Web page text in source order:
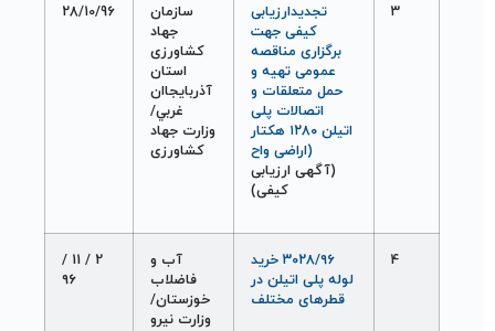
3
تجديدارزيابی
کيفی جهت
برگزاری مناقصه
عمومی تهيه و
حمل متعلقات و
اتصالات پلی
اتيلن ۱۲۸۰ هکتار
(اراضی واح
(آگهی ارزيابی
کيفی)
سازمان
جهاد
کشاورزی
استان
آذربايجاان
غربي/
وزارت جهاد
کشاورزی
28/10/96
4
۳۰۲۸/۹۶ خريد
لوله پلی اتيلن در
قطرهای مختلف
آب و
فاضلاب
خوزستان/
وزارت نيرو
2
/
11
/
۹۶